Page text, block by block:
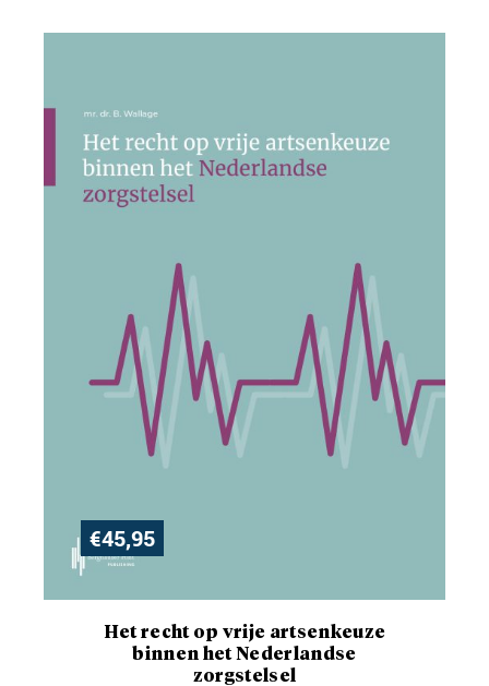
€45,95
Het recht op vrije artsenkeuze
binnen het Nederlandse
zorgstelsel